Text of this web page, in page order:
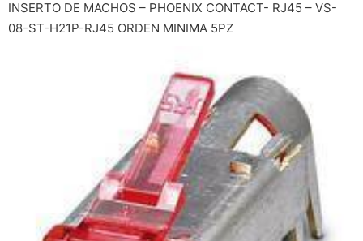
INSERTO DE MACHOS – PHOENIX CONTACT- RJ45 – VS-
08-ST-H21P-RJ45 ORDEN MINIMA 5PZ